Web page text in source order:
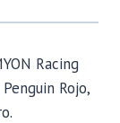
Racing
Rojo,